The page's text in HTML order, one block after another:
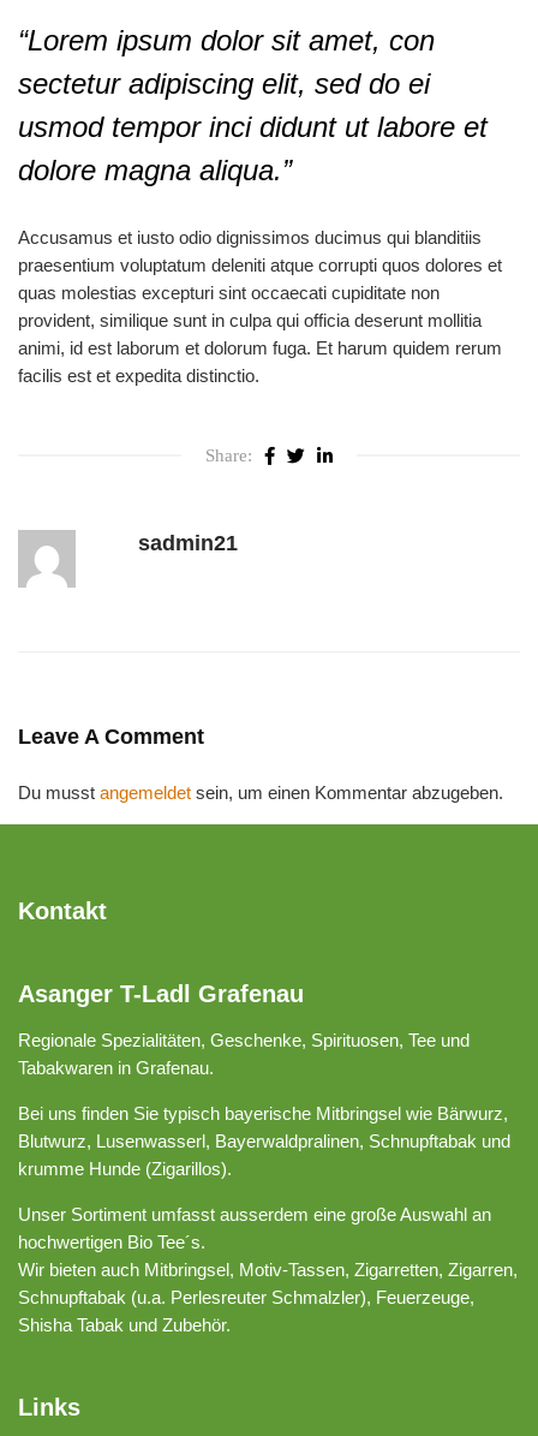
“Lorem ipsum dolor sit amet, con
sectetur adipiscing elit, sed do ei
usmod tempor inci didunt ut labore et
dolore magna aliqua.”
Accusamus et iusto odio dignissimos ducimus qui blanditiis
praesentium voluptatum deleniti atque corrupti quos dolores et
quas molestias excepturi sint occaecati cupiditate non
provident, similique sunt in culpa qui officia deserunt mollitia
animi, id est laborum et dolorum fuga. Et harum quidem rerum
facilis est et expedita distinctio.
Share:
sadmin21
Leave A Comment
Du musst angemeldet sein, um einen Kommentar abzugeben.
Asanger T-Ladl Grafenau
Regionale Spezialitäten, Geschenke, Spirituosen, Tee und
Tabakwaren in Grafenau.
Bei uns finden Sie typisch bayerische Mitbringsel wie Bärwurz,
Blutwurz, Lusenwasserl, Bayerwaldpralinen, Schnupftabak und
krumme Hunde (Zigarillos).
Unser Sortiment umfasst ausserdem eine große Auswahl an
hochwertigen Bio Tee´s.
Wir bieten auch Mitbringsel, Motiv-Tassen, Zigarretten, Zigarren,
Schnupftabak (u.a. Perlesreuter Schmalzler), Feuerzeuge,
Shisha Tabak und Zubehör.
Kontakt
Links